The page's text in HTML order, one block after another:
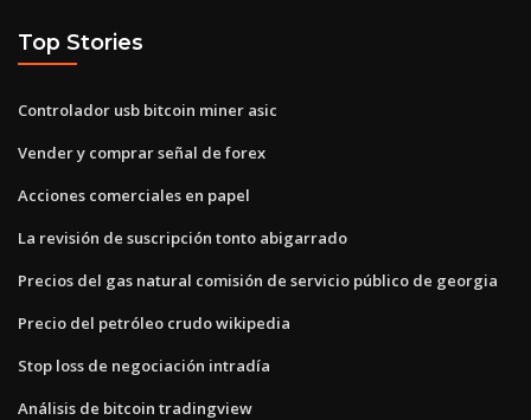
Top Stories
Controlador usb bitcoin miner asic
Vender y comprar señal de forex
Acciones comerciales en papel
La revisión de suscripción tonto abigarrado
Precios del gas natural comisión de servicio público de georgia
Precio del petróleo crudo wikipedia
Stop loss de negociación intradía
Análisis de bitcoin tradingview